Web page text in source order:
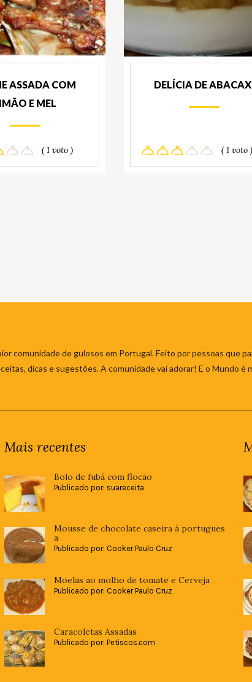
ASSADA COM
E MEL
( 1 voto )
DELÍCIA DE
( 1 voto )
comunidade de gulosos em Portugal. Feito por pessoas que
dicas e sugestões. A comunidade vai adorar! E o Mundo é
Mais recentes
Bolo de fubá com flocão
Publicado por: suareceita
Mousse de chocolate caseira à portugues
a
Publicado por: Cooker Paulo Cruz
Moelas ao molho de tomate e Cerveja
Publicado por: Cooker Paulo Cruz
Caracoletas Assadas
Publicado por: Petiscos.com